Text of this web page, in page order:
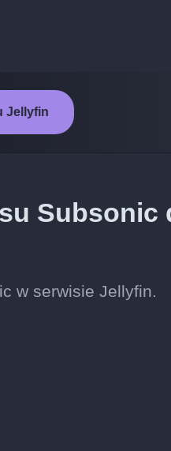
Jellyfin
Subsonic
w serwisie Jellyfin.